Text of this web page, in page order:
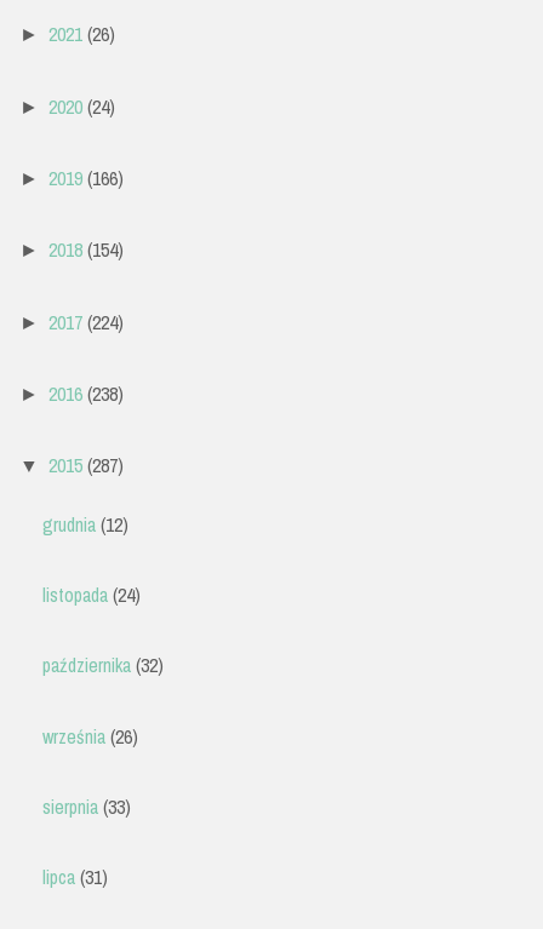
► 2021(26)
► 2020(24)
► 2019(166)
► 2018(154)
► 2017(224)
► 2016(238)
▼ 2015(287)
grudnia(12)
listopada(24)
października(32)
września(26)
sierpnia(33)
lipca(31)